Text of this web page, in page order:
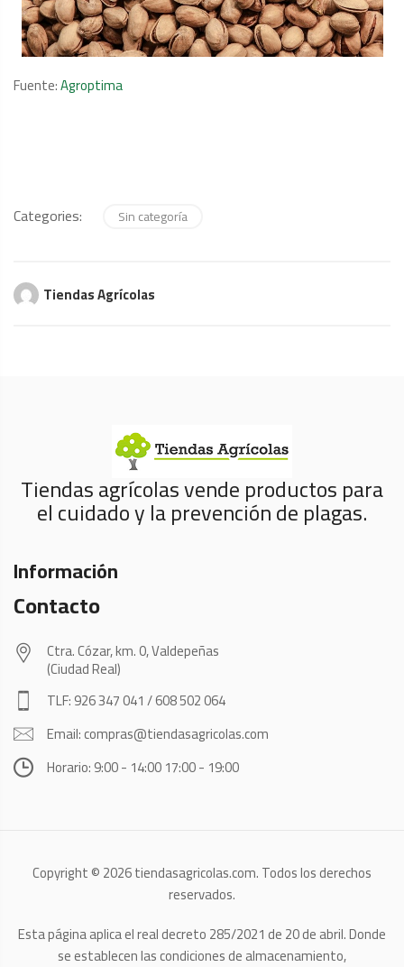
Fuente:Agroptima
Categories: Sin categoría
Tiendas Agrícolas
Tiendas agrícolas vende productos para
el cuidado y la prevención de plagas.
Información
Contacto
Ctra. Cózar, km. 0, Valdepeñas
(Ciudad Real)
TLF: 926 347 041 / 608 502 064
Email: compras@tiendasagricolas.com
Horario: 9:00 - 14:00 17:00 - 19:00
Copyright © 2026 tiendasagricolas.com. Todos los derechos
reservados.
Esta página aplica el real decreto 285/2021 de 20 de abril. Donde
se establecen las condiciones de almacenamiento,